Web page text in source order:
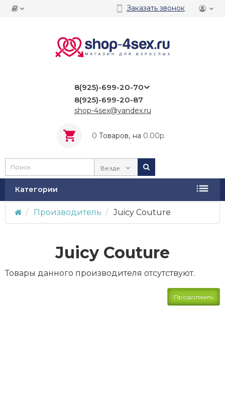
Заказать звонок
8(925)-699-20-70
8(925)-699-20-87
shop-4sex@yandex.ru
0 Tоваров, на 0.00р.
Везде
Категории
Производитель Juicy Couture
Juicy Couture
Товары данного производителя отсутствуют.
Продолжить